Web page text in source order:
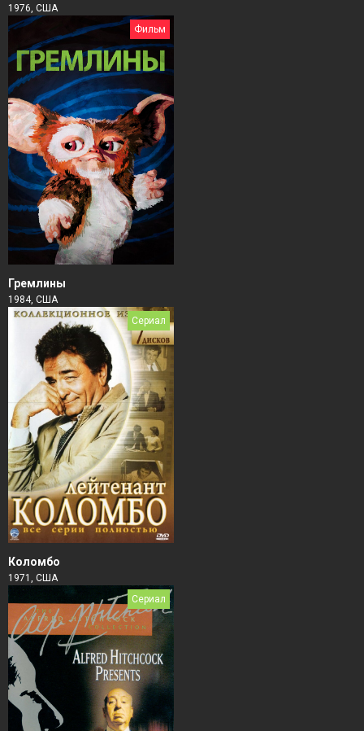
1976, США
Фильм
Гремлины
1984, США
Сериал
Коломбо
1971, США
Сериал